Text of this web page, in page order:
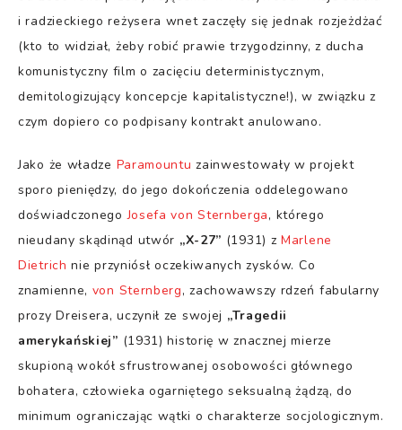
i radzieckiego reżysera wnet zaczęły się jednak rozjeżdżać
(kto to widział, żeby robić prawie trzygodzinny, z ducha
komunistyczny film o zacięciu deterministycznym,
demitologizujący koncepcje kapitalistyczne!), w związku z
czym dopiero co podpisany kontrakt anulowano.
Jako że władze Paramountu zainwestowały w projekt
sporo pieniędzy, do jego dokończenia oddelegowano
doświadczonegoJosefa von Sternberga, którego
nieudany skądinąd utwór „X-27” (1931) zMarlene
Dietrich nie przyniósł oczekiwanych zysków. Co
znamienne, von Sternberg, zachowawszy rdzeń fabularny
prozy Dreisera, uczynił ze swojej „Tragedii
amerykańskiej” (1931) historię w znacznej mierze
skupioną wokół sfrustrowanej osobowości głównego
bohatera, człowieka ogarniętego seksualną żądzą, do
minimum ograniczając wątki o charakterze socjologicznym.